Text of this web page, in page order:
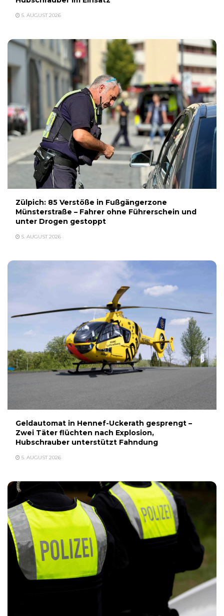
5. AUGUST 2026
Zülpich: 85 Verstöße in Fußgängerzone
Münsterstraße – Fahrer ohne Führerschein und
unter Drogen gestoppt
5. AUGUST 2026
Geldautomat in Hennef-Uckerath gesprengt –
Zwei Täter flüchten nach Explosion,
Hubschrauber unterstützt Fahndung
5. AUGUST 2026